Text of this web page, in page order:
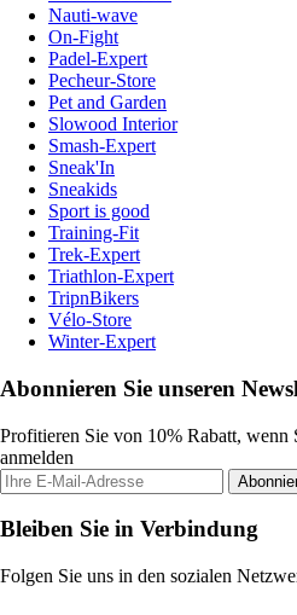
Nauti-wave
On-Fight
Padel-Expert
Pecheur-Store
Pet and Garden
Slowood Interior
Smash-Expert
Sneak'In
Sneakids
Sport is good
Training-Fit
Trek-Expert
Triathlon-Expert
TripnBikers
Vélo-Store
Winter-Expert
Abonnieren Sie unseren
Profitieren Sie von 10% Rabatt, wenn
anmelden
Bleiben Sie in Verbindung
Folgen Sie uns in den sozialen